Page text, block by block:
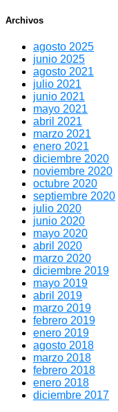
Archivos
agosto 2025
junio 2025
agosto 2021
julio 2021
junio 2021
mayo 2021
abril 2021
marzo 2021
enero 2021
diciembre 2020
noviembre 2020
octubre 2020
septiembre 2020
julio 2020
junio 2020
mayo 2020
abril 2020
marzo 2020
diciembre 2019
mayo 2019
abril 2019
marzo 2019
febrero 2019
enero 2019
agosto 2018
marzo 2018
febrero 2018
enero 2018
diciembre 2017